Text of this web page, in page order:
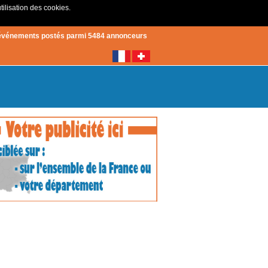
des cookies.Créer un compte
postés parmi 5484 annonceurs